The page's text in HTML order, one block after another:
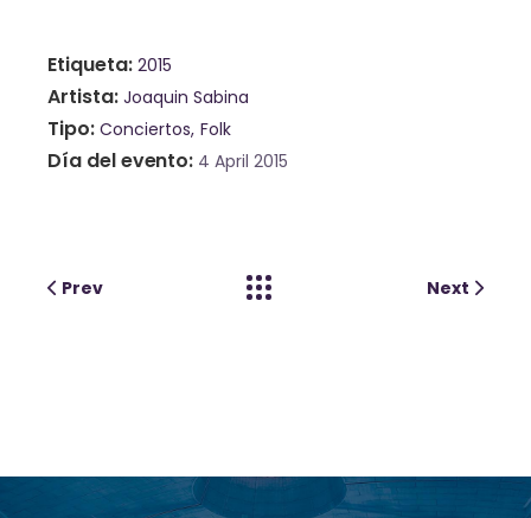
Etiqueta 2015
Artista Joaquin Sabina
Tipo Conciertos Folk
Día del evento 4 April 2015
Prev Next